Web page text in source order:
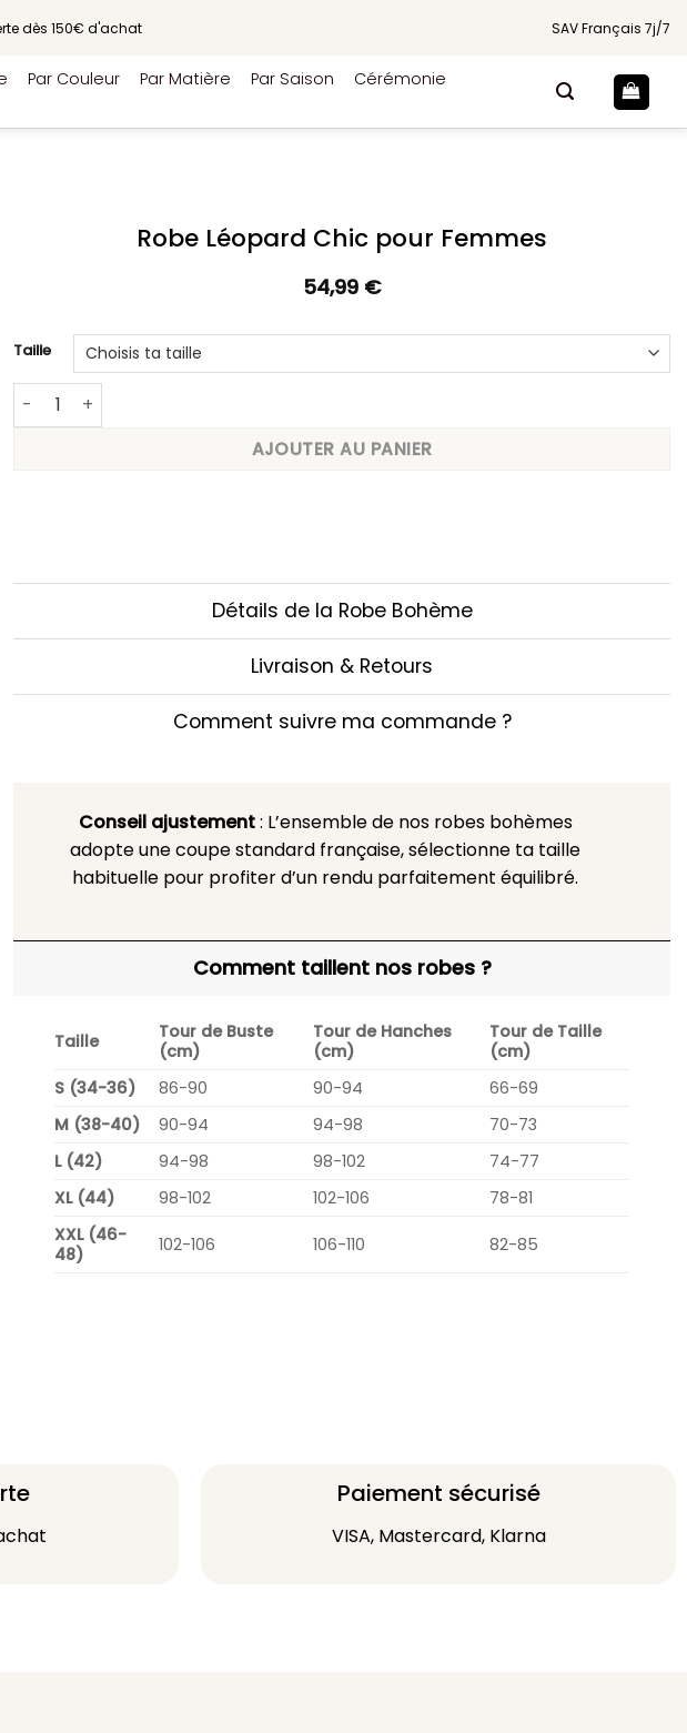
dès 150€ d'achat SAV Français 7j/7
Par Couleur Par Matière Par Saison Cérémonie
Robe Léopard Chic pour Femmes
54,99 €
Taille
quantité de Robe Léopard Chic pour Femmes
AJOUTER AU PANIER
Détails de la Robe Bohème
Livraison & Retours
Comment suivre ma commande ?
Conseil ajustement: L’ensemble de nos robes bohèmes
adopte une coupe standard française, sélectionne ta taille
habituelle pour profiter d’un rendu parfaitement équilibré.
Comment taillent nos robes ?
Taille
Tour de Buste
(cm)
Tour de Hanches
(cm)
Tour de Taille
(cm)
S (34-36)
86-90 90-94
66-69
M (38-40)
90-94 94-98
70-73
L (42)
94-98 98-102
74-77
XL (44)
98-102 102-106
78-81
XXL (46-
48)
102-106 106-110 82-85
Paiement sécurisé
VISA, Mastercard, Klarna